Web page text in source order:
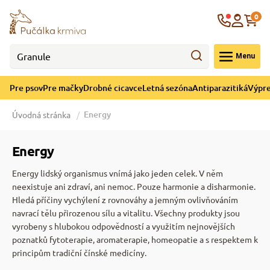
Menu
0
Pre psovPre mačkyDrobné cicavceLetná sezónaAntiparazitiká
psov
Pre psov
psov
psov
psov
psov
mačky
Pre mačky
mačky
mačky
mačky
podstielka
cicavce
Drobné cicavce
sezóna
Letná sezóna
ochladenie
Výpredaj
CZK
Úvodná stránka Energy
Energy
Energy lidský organismus vnímá jako jeden celek. V něm
neexistuje ani zdraví, ani nemoc. Pouze harmonie a disharmonie.
Hledá příčiny vychýlení z rovnováhy a jemným ovlivňováním
navrací tělu přirozenou sílu a vitalitu. Všechny produkty jsou
vyrobeny s hlubokou odpovědností a využitím nejnovějších
poznatků fytoterapie, aromaterapie, homeopatie a s respektem k
principům tradiční čínské medicíny.